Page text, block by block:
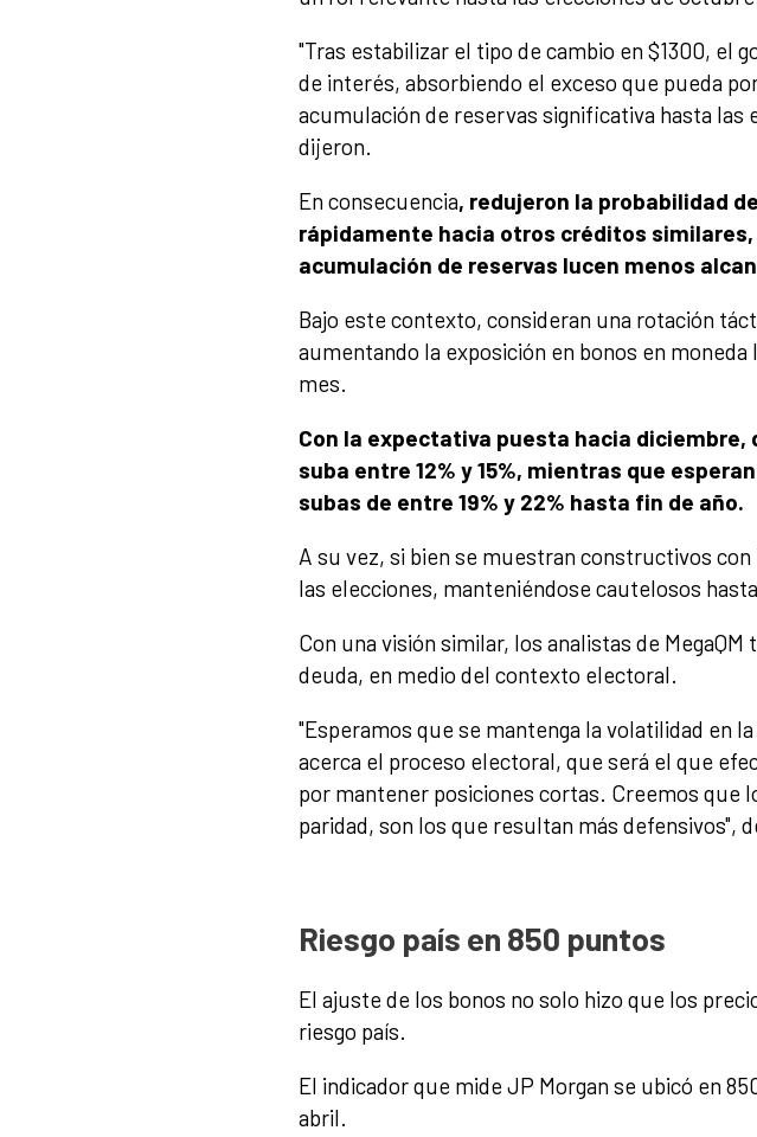
"Tras estabilizar el tipo de cambio en $1300, el
de interés, absorbiendo el exceso que pueda
acumulación de reservas significativa hasta las
dijeron.
En consecuencia, redujeron la probabilidad
rápidamente hacia otros créditos
acumulación de reservas lucen menos
Bajo este contexto, consideran una rotación
aumentando la exposición en bonos en
mes.
Con la expectativa puesta hacia
suba entre 12% y 15%, mientras que
subas de entre 19% y 22% hasta fin de año.
A su vez, si bien se muestran constructivos
las elecciones, manteniéndose cautelosos
Con una visión similar, los analistas de
deuda, en medio del contexto electoral.
"Esperamos que se mantenga la volatilidad en
acerca el proceso electoral, que será el que
por mantener posiciones cortas. Creemos que
paridad, son los que resultan más defensivos",
Riesgo país en 850 puntos
El ajuste de los bonos no solo hizo que los
riesgo país.
El indicador que mide JP Morgan se ubicó en
abril.